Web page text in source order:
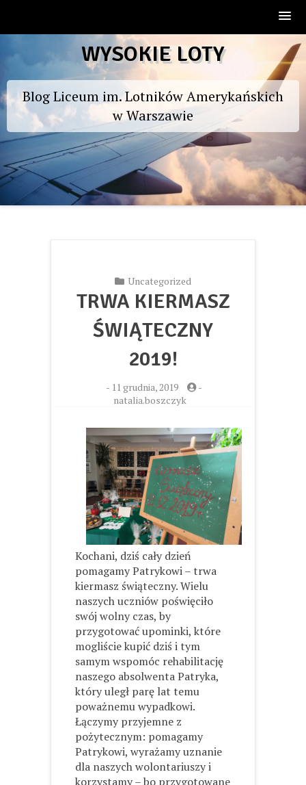
to
WYSOKIE LOTY
Blog Liceum im. Lotników Amerykańskich
w Warszawie
Uncategorized
TRWA KIERMASZ
ŚWIĄTECZNY
2019!
- 11 grudnia, 2019
-
natalia.boszczyk
Kochani, dziś cały dzień
pomagamy Patrykowi – trwa
kiermasz świąteczny. Wielu
naszych uczniów poświęciło
swój wolny czas, by
przygotować upominki, które
mogliście kupić dziś i tym
samym wspomóc rehabilitację
naszego absolwenta Patryka,
który uległ parę lat temu
poważnemu wypadkowi.
Łączymy przyjemne z
pożytecznym: pomagamy
Patrykowi, wyrażamy uznanie
dla naszych wolontariuszy i
korzystamy – bo przygotowane